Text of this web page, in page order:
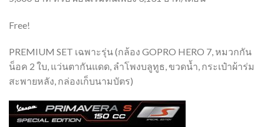
Free!
PREMIUM SET เฉพาะรุ่น (กล้อง GOPRO HERO 7, หมวกกัน
น็อค 2 ใบ, แว่นตากันแดด, ลำโพงบลูทูธ, ขวดน้ำ, กระเป๋าผ้าร่ม
สะพายหลัง, กล่องเก็บนามบัตร)